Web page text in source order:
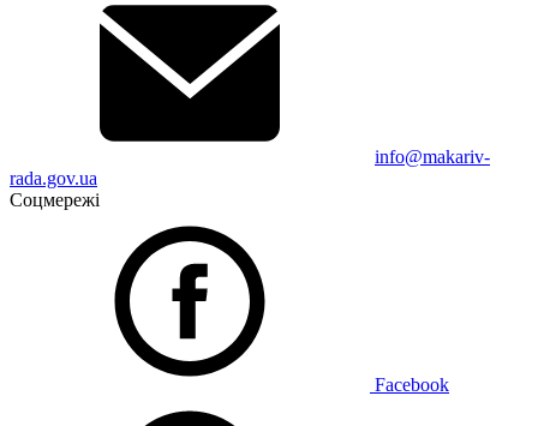
info@makariv-
rada.gov.ua
Соцмережі
Facebook